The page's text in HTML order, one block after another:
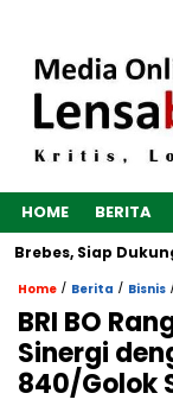
HOME BERITA
Siap Dukung
Home / Berita / Bisnis
BRI BO
Sinergi
840/Golok